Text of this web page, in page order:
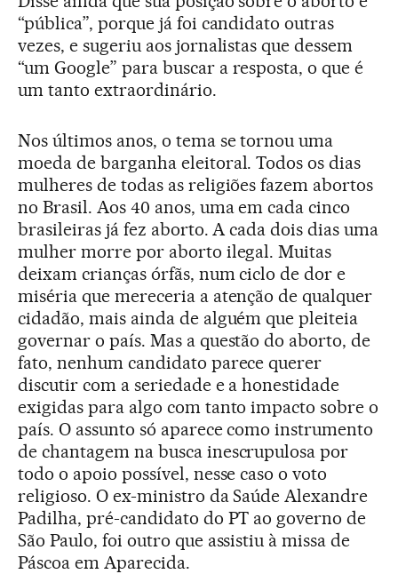
“pública”, porque já foi candidato outras
vezes, e sugeriu aos jornalistas que dessem
“um Google” para buscar a resposta, o que é
um tanto extraordinário.
Nos últimos anos, o tema se tornou uma
moeda de barganha eleitoral. Todos os dias
mulheres de todas as religiões fazem abortos
no Brasil. Aos 40 anos, uma em cada cinco
brasileiras já fez aborto. A cada dois dias uma
mulher morre por aborto ilegal. Muitas
deixam crianças órfãs, num ciclo de dor e
miséria que mereceria a atenção de qualquer
cidadão, mais ainda de alguém que pleiteia
governar o país. Mas a questão do aborto, de
fato, nenhum candidato parece querer
discutir com a seriedade e a honestidade
exigidas para algo com tanto impacto sobre o
país. O assunto só aparece como instrumento
de chantagem na busca inescrupulosa por
todo o apoio possível, nesse caso o voto
religioso. O ex-ministro da Saúde Alexandre
Padilha, pré-candidato do PT ao governo de
São Paulo, foi outro que assistiu à missa de
Páscoa em Aparecida.